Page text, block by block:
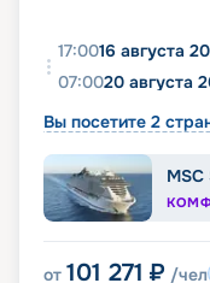
17:0016 августа
07:0020 августа
Вы посетите 2
MSC
от 101 271 ₽ /чел